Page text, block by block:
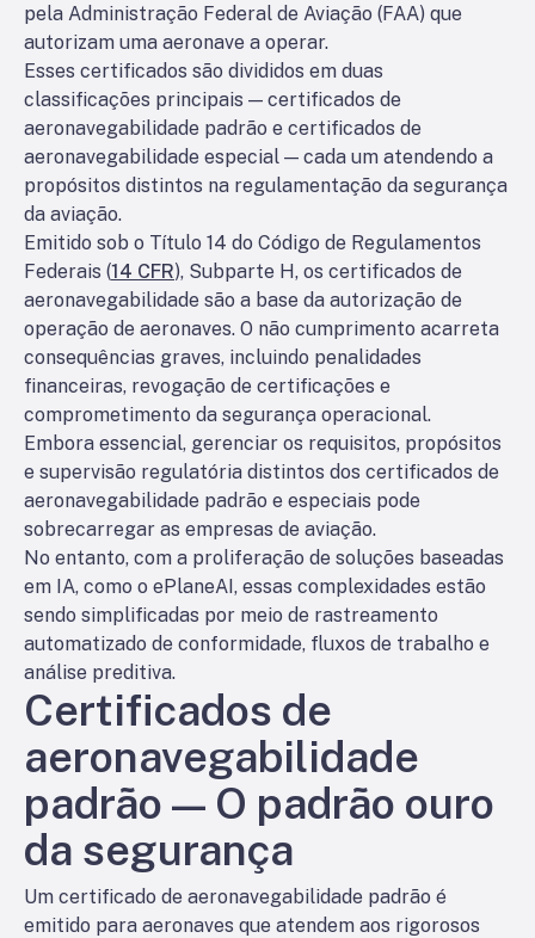
pela Administração Federal de Aviação (FAA) que
autorizam uma aeronave a operar.
Esses certificados são divididos em duas
classificações principais — certificados de
aeronavegabilidade padrão e certificados de
aeronavegabilidade especial — cada um atendendo a
propósitos distintos na regulamentação da segurança
da aviação.
Emitido sob o Título 14 do Código de Regulamentos
Federais (14 CFR), Subparte H, os certificados de
aeronavegabilidade são a base da autorização de
operação de aeronaves. O não cumprimento acarreta
consequências graves, incluindo penalidades
financeiras, revogação de certificações e
comprometimento da segurança operacional.
Embora essencial, gerenciar os requisitos, propósitos
e supervisão regulatória distintos dos certificados de
aeronavegabilidade padrão e especiais pode
sobrecarregar as empresas de aviação.
No entanto, com a proliferação de soluções baseadas
em IA, como o ePlaneAI, essas complexidades estão
sendo simplificadas por meio de rastreamento
automatizado de conformidade, fluxos de trabalho e
análise preditiva.
Certificados de
aeronavegabilidade
padrão — O padrão ouro
da segurança
Um certificado de aeronavegabilidade padrão é
emitido para aeronaves que atendem aos rigorosos